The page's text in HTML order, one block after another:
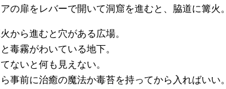
の扉をレバーで開いて洞窟を進むと、脇道に篝火。
から進むと穴がある広場。
毒霧がわいている地下。
ないと何も見えない。
事前に治癒の魔法か毒苔を持ってから入ればいい。